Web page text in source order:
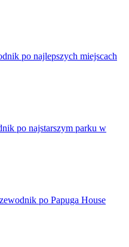
po najlepszych miejscach
po najstarszym parku w
po Papuga House